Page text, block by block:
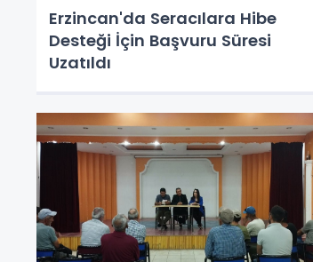
Erzincan'da Seracılara Hibe
Desteği İçin Başvuru Süresi
Uzatıldı